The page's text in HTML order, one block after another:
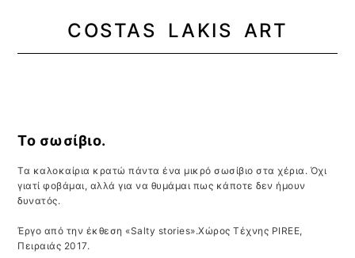
COSTAS LAKIS ART
Το σωσίβιο.
Τα καλοκαίρια κρατώ πάντα ένα μικρό σωσίβιο στα χέρια. Όχι
γιατί φοβάμαι, αλλά για να θυμάμαι πως κάποτε δεν ήμουν
δυνατός.
Έργο από την έκθεση «Salty stories».Χώρος Τέχνης PIREE,
Πειραιάς 2017.